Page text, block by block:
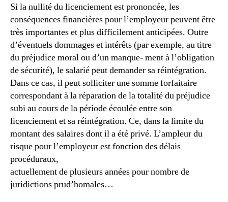
Si la nullité du licenciement est prononcée, les
conséquences financières pour l’employeur peuvent être
très importantes et plus difficilement anticipées. Outre
d’éventuels dommages et intérêts (par exemple, au titre
du préjudice moral ou d’un manque- ment à l’obligation
de sécurité), le salarié peut demander sa réintégration.
Dans ce cas, il peut solliciter une somme forfaitaire
correspondant à la réparation de la totalité du préjudice
subi au cours de la période écoulée entre son
licenciement et sa réintégration. Ce, dans la limite du
montant des salaires dont il a été privé. L’ampleur du
risque pour l’employeur est fonction des délais
procéduraux,
actuellement de plusieurs années pour nombre de
juridictions prud’homales…